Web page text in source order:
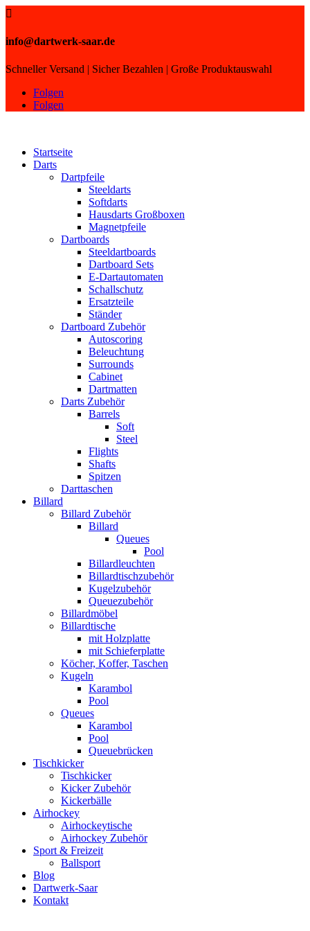

info@dartwerk-saar.de
Schneller Versand | Sicher Bezahlen | Große Produktauswahl
Folgen
Folgen
Startseite
Darts
Dartpfeile
Steeldarts
Softdarts
Hausdarts Großboxen
Magnetpfeile
Dartboards
Steeldartboards
Dartboard Sets
E-Dartautomaten
Schallschutz
Ersatzteile
Ständer
Dartboard Zubehör
Autoscoring
Beleuchtung
Surrounds
Cabinet
Dartmatten
Darts Zubehör
Barrels
Soft
Steel
Flights
Shafts
Spitzen
Darttaschen
Billard
Billard Zubehör
Billard
Queues
Pool
Billardleuchten
Billardtischzubehör
Kugelzubehör
Queuezubehör
Billardmöbel
Billardtische
mit Holzplatte
mit Schieferplatte
Köcher, Koffer, Taschen
Kugeln
Karambol
Pool
Queues
Karambol
Pool
Queuebrücken
Tischkicker
Tischkicker
Kicker Zubehör
Kickerbälle
Airhockey
Airhockeytische
Airhockey Zubehör
Sport & Freizeit
Ballsport
Blog
Dartwerk-Saar
Kontakt